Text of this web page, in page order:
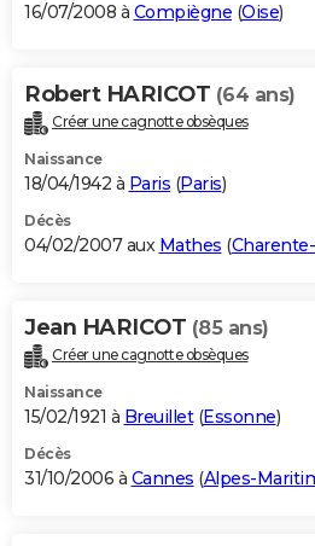
16/07/2008 à Compiègne (Oise)
Robert HARICOT (64 ans)
Créer une cagnotte obsèques
Naissance
18/04/1942 à Paris (Paris)
Décès
04/02/2007 aux Mathes (
Jean HARICOT (85 ans)
Créer une cagnotte obsèques
Naissance
15/02/1921 à Breuillet(Essonne)
Décès
31/10/2006 à Cannes (Alpes-